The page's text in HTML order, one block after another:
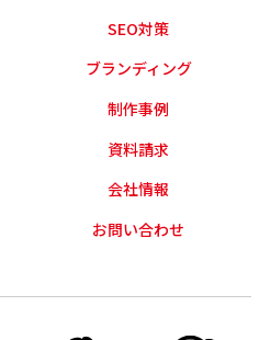
SEO対策
ブランディング
制作事例
資料請求
会社情報
お問い合わせ